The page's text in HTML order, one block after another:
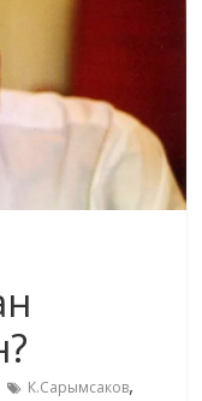
К.Сарымсаков,